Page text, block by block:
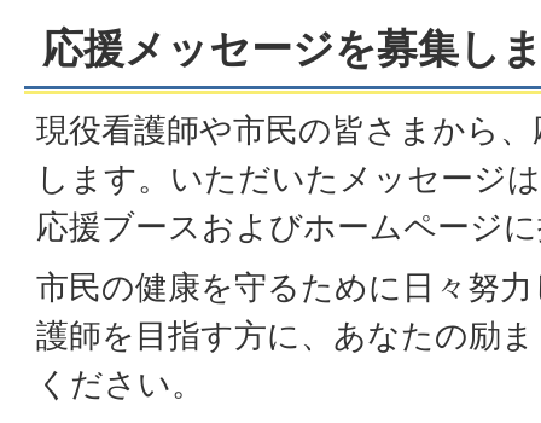
応援メッセージを募集し
現役看護師や市民の皆さまから
します。いただいたメッセージ
応援ブースおよびホームページ
市民の健康を守るために日々努
護師を目指す方に、あなたの励
ください。